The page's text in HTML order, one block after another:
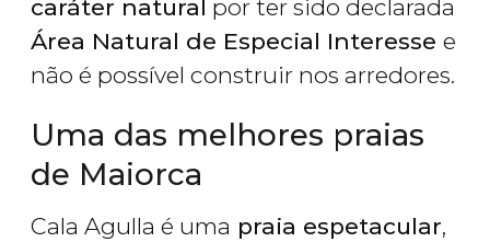
caráter natural por ter sido declarada
Área Natural de Especial Interesse e
não é possível construir nos arredores.
Uma das melhores praias
de Maiorca
Cala Agulla é uma praia espetacular,